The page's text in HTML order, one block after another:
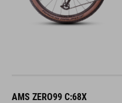
AMS ZERO99 C:68X